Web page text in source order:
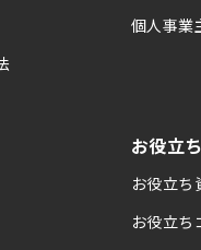
個人事業
お役立
お役立ち
お役立ち